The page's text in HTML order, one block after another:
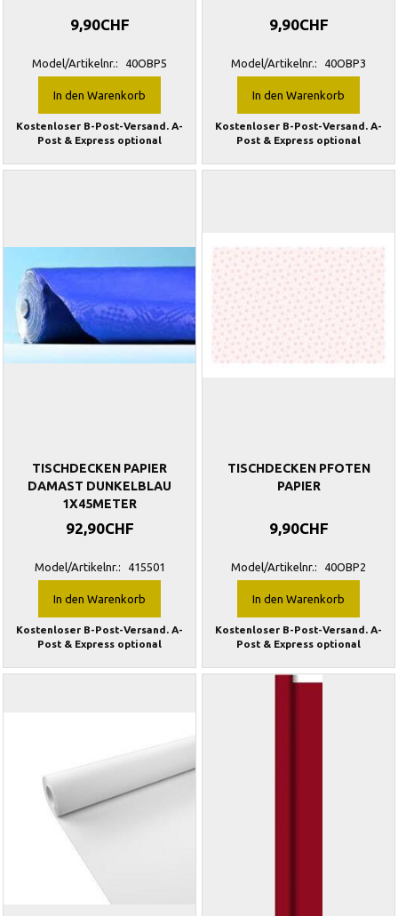
9,90CHF
Model/Artikelnr.: 40OBP5
In den Warenkorb
Kostenloser B-Post-Versand. A-
Post & Express optional
9,90CHF
Model/Artikelnr.: 40OBP3
In den Warenkorb
Kostenloser B-Post-Versand. A-
Post & Express optional
TISCHDECKEN PAPIER
DAMAST DUNKELBLAU
1X45METER
92,90CHF
Model/Artikelnr.: 415501
In den Warenkorb
Kostenloser B-Post-Versand. A-
Post & Express optional
TISCHDECKEN PFOTEN
PAPIER
9,90CHF
Model/Artikelnr.: 40OBP2
In den Warenkorb
Kostenloser B-Post-Versand. A-
Post & Express optional